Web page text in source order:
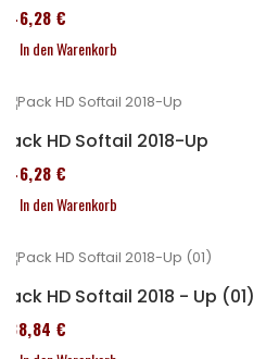
246,28 €
In den Warenkorb
Pack HD Softail 2018-Up
246,28 €
In den Warenkorb
Pack HD Softail 2018 - Up (01)
338,84 €